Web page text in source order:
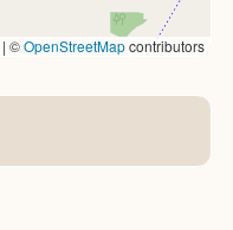
| ©OpenStreetMapcontributors